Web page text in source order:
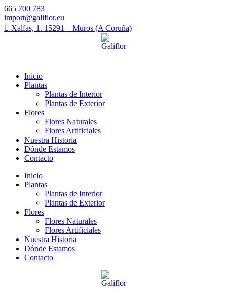
665 700 783
import@galiflor.eu
Xalfas, 1. 15291 – Muros (A Coruña)
Inicio
Plantas
Plantas de Interior
Plantas de Exterior
Flores
Flores Naturales
Flores Artificiales
Nuestra Historia
Dónde Estamos
Contacto
Inicio
Plantas
Plantas de Interior
Plantas de Exterior
Flores
Flores Naturales
Flores Artificiales
Nuestra Historia
Dónde Estamos
Contacto